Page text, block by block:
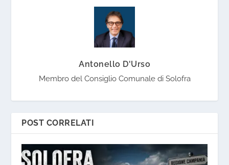
Antonello D'Urso
Membro del Consiglio Comunale di Solofra
POST CORRELATI